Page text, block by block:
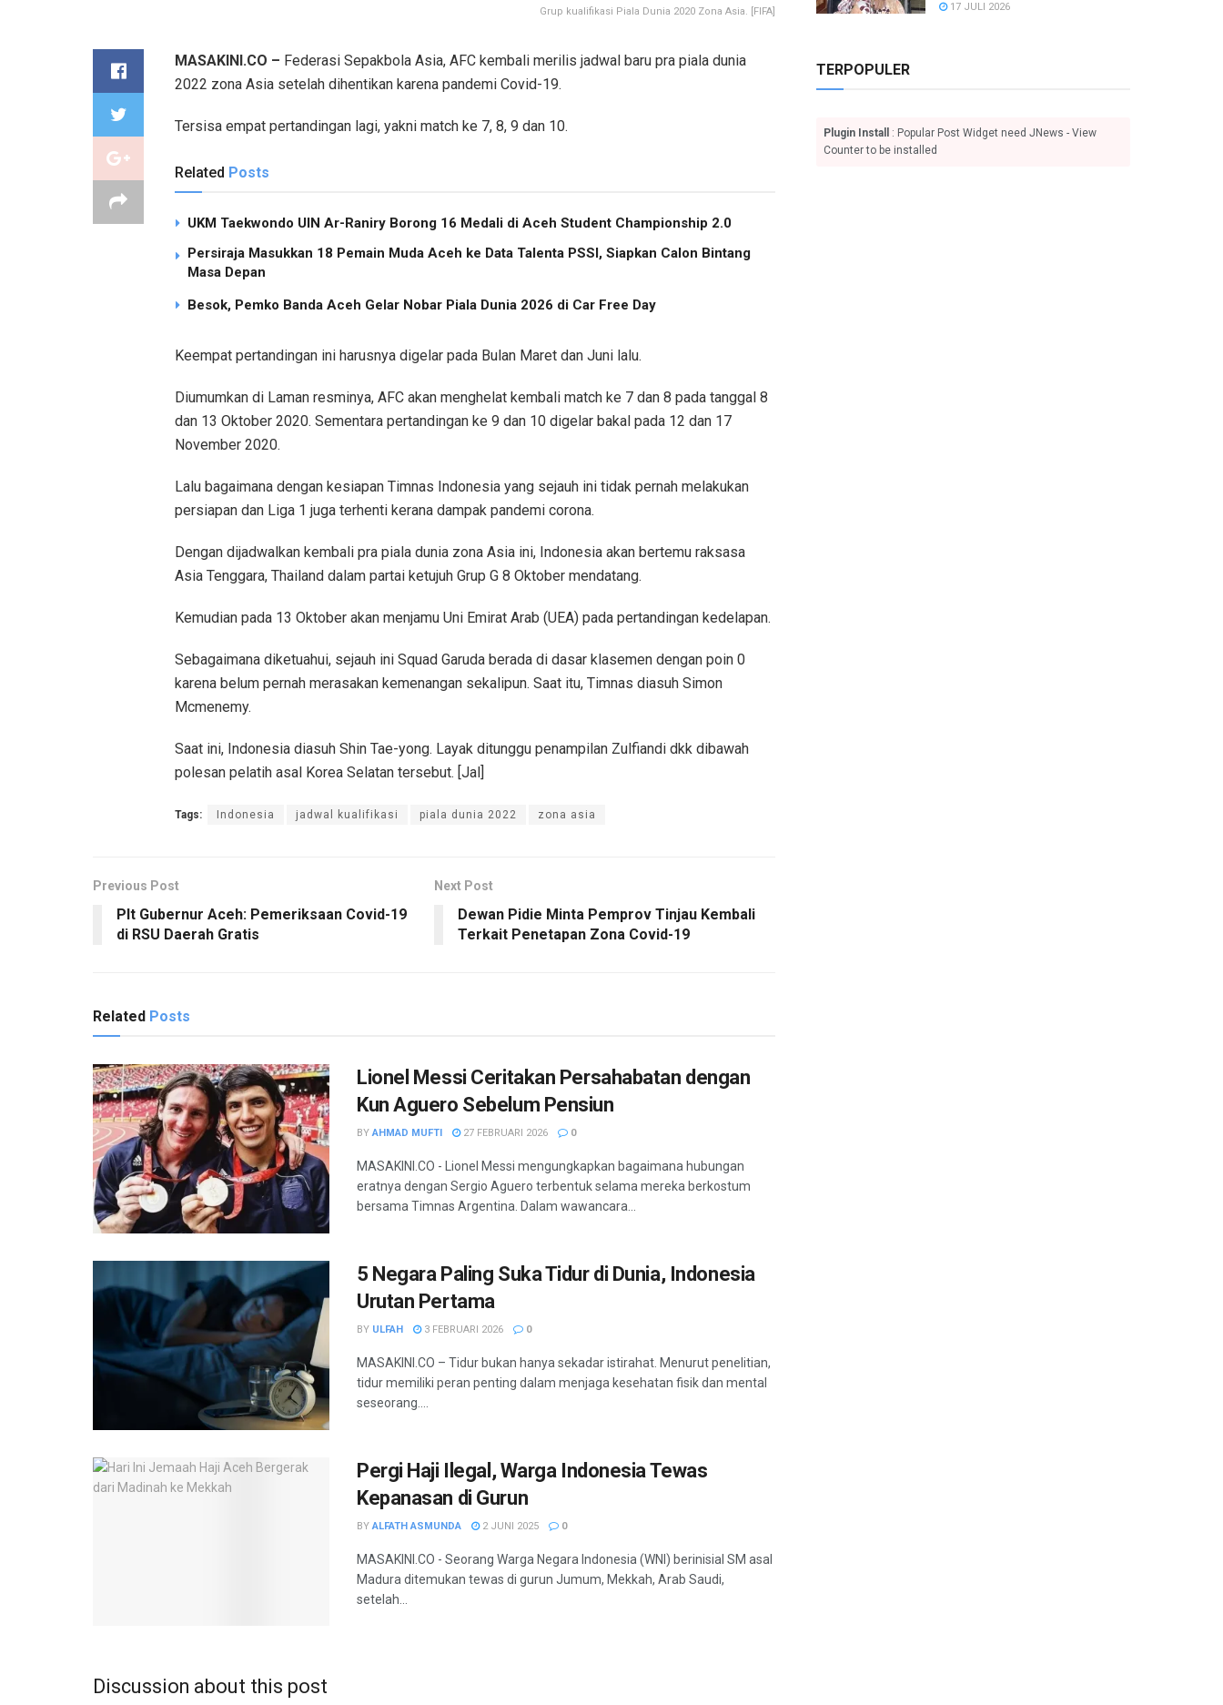
Grup kualifikasi Piala Dunia 2020 Zona Asia. [FIFA]
MASAKINI.CO – Federasi Sepakbola Asia, AFC kembali merilis jadwal baru pra piala dunia
2022 zona Asia setelah dihentikan karena pandemi Covid-19.
Tersisa empat pertandingan lagi, yakni match ke 7, 8, 9 dan 10.
Related Posts
UKM Taekwondo UIN Ar-Raniry Borong 16 Medali di Aceh Student Championship 2.0
Persiraja Masukkan 18 Pemain Muda Aceh ke Data Talenta PSSI, Siapkan Calon Bintang
Masa Depan
Besok, Pemko Banda Aceh Gelar Nobar Piala Dunia 2026 di Car Free Day
Keempat pertandingan ini harusnya digelar pada Bulan Maret dan Juni lalu.
Diumumkan di Laman resminya, AFC akan menghelat kembali match ke 7 dan 8 pada tanggal 8
dan 13 Oktober 2020. Sementara pertandingan ke 9 dan 10 digelar bakal pada 12 dan 17
November 2020.
Lalu bagaimana dengan kesiapan Timnas Indonesia yang sejauh ini tidak pernah melakukan
persiapan dan Liga 1 juga terhenti kerana dampak pandemi corona.
Dengan dijadwalkan kembali pra piala dunia zona Asia ini, Indonesia akan bertemu raksasa
Asia Tenggara, Thailand dalam partai ketujuh Grup G 8 Oktober mendatang.
Kemudian pada 13 Oktober akan menjamu Uni Emirat Arab (UEA) pada pertandingan kedelapan.
Sebagaimana diketuahui, sejauh ini Squad Garuda berada di dasar klasemen dengan poin 0
karena belum pernah merasakan kemenangan sekalipun. Saat itu, Timnas diasuh Simon
Mcmenemy.
Saat ini, Indonesia diasuh Shin Tae-yong. Layak ditunggu penampilan Zulfiandi dkk dibawah
polesan pelatih asal Korea Selatan tersebut. [Jal]
Tags: Indonesia jadwal kualifikasi piala dunia 2022 zona asia
Previous Post
Plt Gubernur Aceh: Pemeriksaan Covid-19
di RSU Daerah Gratis
Next Post
Dewan Pidie Minta Pemprov Tinjau Kembali
Terkait Penetapan Zona Covid-19
Related Posts
Lionel Messi Ceritakan Persahabatan dengan
Kun Aguero Sebelum Pensiun
BY AHMAD MUFTI 27 FEBRUARI 2026 0
MASAKINI.CO - Lionel Messi mengungkapkan bagaimana hubungan
eratnya dengan Sergio Aguero terbentuk selama mereka berkostum
bersama Timnas Argentina. Dalam wawancara...
5 Negara Paling Suka Tidur di Dunia, Indonesia
Urutan Pertama
BY ULFAH 3 FEBRUARI 2026 0
MASAKINI.CO – Tidur bukan hanya sekadar istirahat. Menurut penelitian,
tidur memiliki peran penting dalam menjaga kesehatan fisik dan mental
seseorang....
Pergi Haji Ilegal, Warga Indonesia Tewas
Kepanasan di Gurun
BY ALFATH ASMUNDA 2 JUNI 2025 0
MASAKINI.CO - Seorang Warga Negara Indonesia (WNI) berinisial SM asal
Madura ditemukan tewas di gurun Jumum, Mekkah, Arab Saudi,
setelah...
Discussion about this post
17 JULI 2026
TERPOPULER
Plugin Install
: Popular Post Widget need JNews - View
Counter to be installed